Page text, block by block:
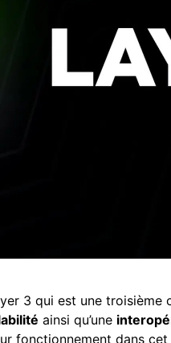
3 qui est une troisième
ainsi qu’une
fonctionnement dans